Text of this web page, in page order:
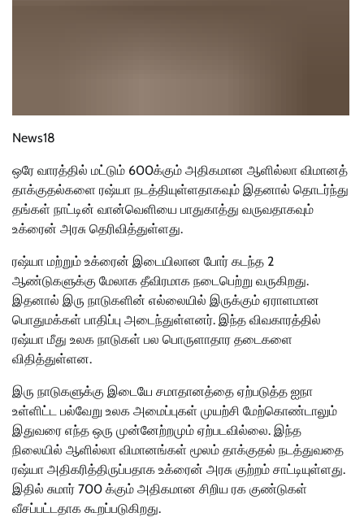
News18
ஒரே வாரத்தில் மட்டும் 600க்கும் அதிகமான ஆளில்லா விமானத்
தாக்குதல்களை ரஷ்யா நடத்தியுள்ளதாகவும் இதனால் தொடர்ந்து
தங்கள் நாட்டின் வான்வெளியை பாதுகாத்து வருவதாகவும்
உக்ரைன் அரசு தெரிவித்துள்ளது.
ரஷ்யா மற்றும் உக்ரைன் இடையிலான போர் கடந்த 2
ஆண்டுகளுக்கு மேலாக தீவிரமாக நடைபெற்று வருகிறது.
இதனால் இரு நாடுகளின் எல்லையில் இருக்கும் ஏராளமான
பொதுமக்கள் பாதிப்பு அடைந்துள்ளனர். இந்த விவகாரத்தில்
ரஷ்யா மீது உலக நாடுகள் பல பொருளாதார தடைகளை
விதித்துள்ளன.
இரு நாடுகளுக்கு இடையே சமாதானத்தை ஏற்படுத்த ஐநா
உள்ளிட்ட பல்வேறு உலக அமைப்புகள் முயற்சி மேற்கொண்டாலும்
இதுவரை எந்த ஒரு முன்னேற்றமும் ஏற்படவில்லை. இந்த
நிலையில் ஆளில்லா விமானங்கள் மூலம் தாக்குதல் நடத்துவதை
ரஷ்யா அதிகரித்திருப்பதாக உக்ரைன் அரசு குற்றம் சாட்டியுள்ளது.
இதில் சுமார் 700 க்கும் அதிகமான சிறிய ரக குண்டுகள்
வீசப்பட்டதாக கூறப்படுகிறது.